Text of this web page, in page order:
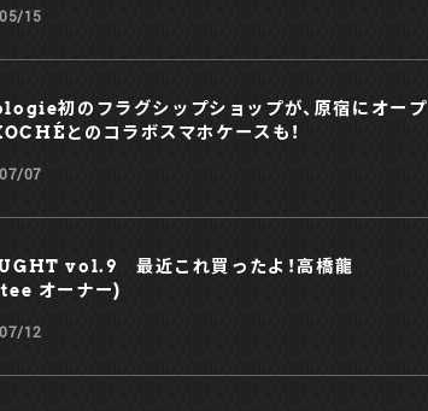
全国各地を順次巡回予
的アウトドア” の姿を確
ンズ) 275,000円 ・ハンド
・バックパック(メンズ)
・ウィメンズ) 140,800
円 ・ボトル 12,100円 ※
ja/pradasphere/specia
月25日(火) ジェイアール名
ィオ(メンズ/レディス) ・
火) 大丸神戸店 1F メイン
年6月16日(水)～6月29
(火) 大丸札幌店 1F 特設会
15
初のフラグシップショップが、原宿にオープ
とのコラボスマホケースも！
07
vol.9 最近これ買ったよ！高橋龍
オーナー)
12